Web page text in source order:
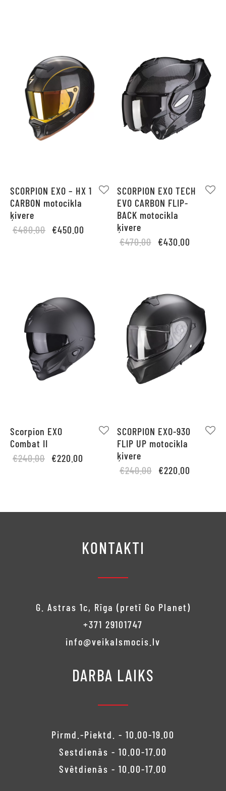
SCORPION EXO – HX 1
CARBON motocikla
ķivere
€480.00 Original
€450.00
SCORPION EXO TECH
EVO CARBON FLIP-
BACK motocikla
ķivere
€470.00
Original
€430.00
Scorpion EXO
Combat II
€240.00 Original
€220.00
SCORPION EXO-930
FLIP UP motocikla
ķivere
€240.00
Original
€220.00
KONTAKTI
G. Astras 1c, Rīga (pretī Go Planet)
+371 29101747
info@veikalsmocis.lv
DARBA LAIKS
Pirmd.-Piektd. - 10.00-19.00
Sestdienās - 10.00-17.00
Svētdienās - 10.00-17.00